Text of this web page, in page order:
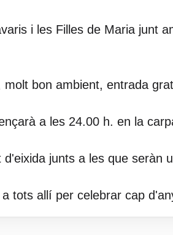
i les Filles de Maria junt
molt bon ambient, entrada
a les 24.00 h. en la
d'eixida junts a les que seràn
tots allí per celebrar cap